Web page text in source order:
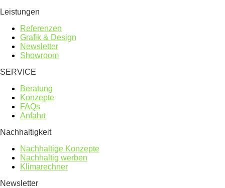
Leistungen
Referenzen
Grafik & Design
Newsletter
Showroom
SERVICE
Beratung
Konzepte
FAQs
Anfahrt
Nachhaltigkeit
Nachhaltige Konzepte
Nachhaltig werben
Klimarechner
Newsletter